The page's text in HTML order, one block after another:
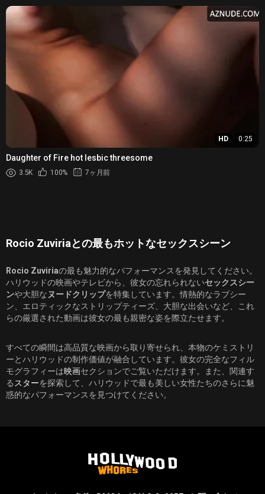
HD 0:25
Daughter of Fire hot lesbic threesome
3.5K 100% 7ヶ月前
Rocio Zuviriaとの最もホットなセックスシーン
Rocio Zuviriaの最も魅力的なパフォーマンスを発見してください。
ハリウッドの映画やテレビから、彼女の忘れられないセックスシー
ンや大胆なヌードクリップを特集しています。情熱的なラブシー
ン、エロティックなストリップティーズ、大胆な出会いなど、これ
らの厳選された動画は彼女の最も親密な姿を際立たせます。
すべての瞬間は高品質な映画から取り寄せられ、本物のケミストリ
ーとハリウッドの制作価値が融合しています。彼女の完全なフィル
モグラフィーは映画セクションでご覧いただけます。また、関連す
る スターを探索して、ハリウッドで最も美しい女性たちのさらに魅
惑的なパフォーマンスを見つけてください。